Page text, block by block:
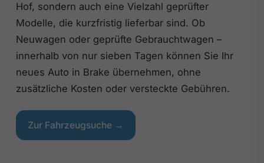
Hof, sondern auch eine Vielzahl geprüfter
Modelle, die kurzfristig lieferbar sind. Ob
Neuwagen oder geprüfte Gebrauchtwagen –
innerhalb von nur sieben Tagen können Sie Ihr
neues Auto in Brake übernehmen, ohne
zusätzliche Kosten oder versteckte Gebühren.
Zur Fahrzeugsuche →